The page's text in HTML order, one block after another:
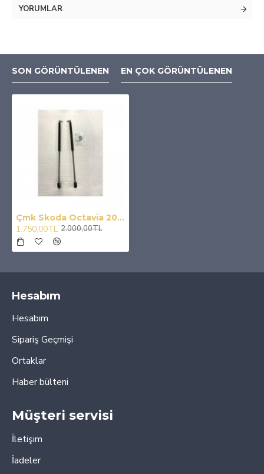
YORUMLAR
SON GÖRÜNTÜLENEN EN ÇOK GÖRÜNTÜLENEN
Çmk Skoda Octavia 2015-2019 Kaput Amortisörü
1.750,00TL 2.000,00TL
Hesabım
Hesabım
Sipariş Geçmişi
Ortaklar
Haber bülteni
Müşteri servisi
İletişim
İadeler